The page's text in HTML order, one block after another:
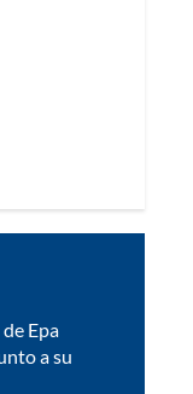
Epa
a su